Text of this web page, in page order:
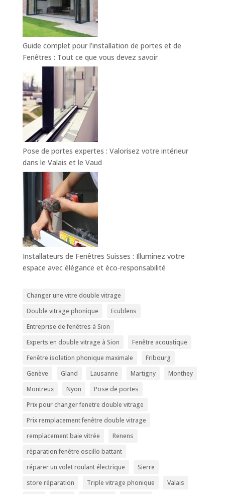
Guide complet pour l’installation de portes et de
Fenêtres : Tout ce que vous devez savoir
Pose de portes expertes : Valorisez votre intérieur
dans le Valais et le Vaud
Installateurs de Fenêtres Suisses : Illuminez votre
espace avec élégance et éco-responsabilité
Changer une vitre double vitrage
Double vitrage phonique
Ecublens
Entreprise de fenêtres à Sion
Experts en double vitrage à Sion
Fenêtre acoustique
Fenêtre isolation phonique maximale
Fribourg
Genève
Gland Lausanne Martigny
Monthey
Montreux
Nyon
Pose de portes
Prix pour changer fenetre double vitrage
Prix remplacement fenêtre double vitrage
remplacement baie vitrée
Renens
réparation fenêtre oscillo battant
réparer un volet roulant électrique
Sierre
store réparation
Triple vitrage phonique
Valais